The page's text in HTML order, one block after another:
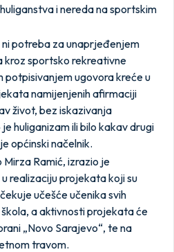
i nereda na sportskim
potreba za unaprjeđenjem
kroz sportsko rekreativne
potpisivanjem ugovora kreće u
namijenjenih afirmaciji
život, bez iskazivanja
huliganizam ili bilo kakav drugi
općinski načelnik.
Mirza Ramić, izrazio je
realizaciju projekata koji su
učešće učenika svih
a aktivnosti projekata će
„Novo Sarajevo“, te na
travom.